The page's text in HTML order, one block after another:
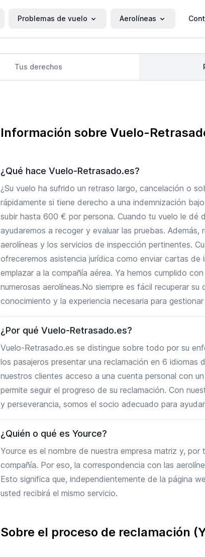
Problemas de vuelo Aerolíneas
Tus derechos
Información sobre Vuelo-
¿Qué hace Vuelo-Retrasado.es?
¿Su vuelo ha sufrido un retraso largo, cancelación o
rápidamente si tiene derecho a una indemnización
subir hasta 600 € por persona. Cuando tu vuelo le dé
ayudaremos a recoger y evaluar las pruebas.
aerolíneas y los servicios de inspección pertinentes.
ofreceremos asistencia jurídica como enviar cartas
emplazar a la compañía aérea. Ya hemos cumplido
numerosas aerolíneas.No siempre es fácil recuperar
conocimiento y la experiencia necesaria para
¿Por qué Vuelo-Retrasado.es?
Vuelo-Retrasado.es se distingue sobre todo por su
los pasajeros presentar una reclamación en 6 idiomas
nuestros clientes acceso a una cuenta personal con
permite seguir el progreso de su reclamación. Con
y perseverancia, somos el socio adecuado para
¿Quién o qué es Yource?
Yource es el nombre de nuestra empresa matriz y,
compañía. Por eso, la correspondencia con las
Esto significa que, independientemente de la página
usted recibirá el mismo servicio.
Sobre el proceso de reclamación